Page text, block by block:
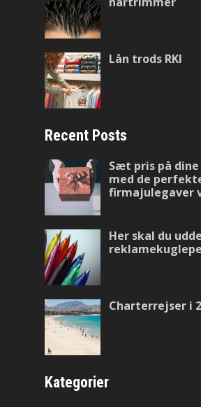
Lån trods RKI
Recent Posts
Sæt pris på
med de
firmajulegaver
Her skal du
Charterrejser i
Kategorier